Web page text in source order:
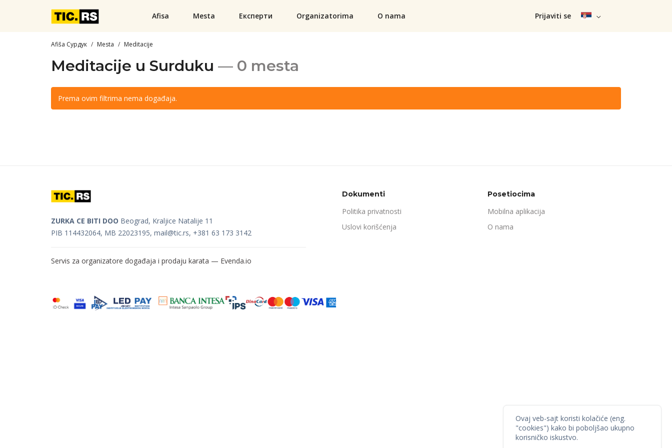
Afisa Mesta Експерти Organizatorima O nama Prijaviti se
Afiša Сурдук Mesta Meditacije
Meditacije u Surduku — 0 mesta
Prema ovim filtrima nema događaja.
ZURKA CE BITI DOO Beograd, Kraljice Natalije 11
PIB 114432064, MB 22023195, mail@tic.rs, +381 63 173 3142
Servis za organizatore događaja i prodaju karata — Evenda.io
Dokumenti
Politika privatnosti
Uslovi korišćenja
Posetiocima
Mobilna aplikacija
O nama
Ovaj veb-sajt koristi kolačiće (eng.
"cookies") kako bi poboljšao ukupno
korisničko iskustvo.